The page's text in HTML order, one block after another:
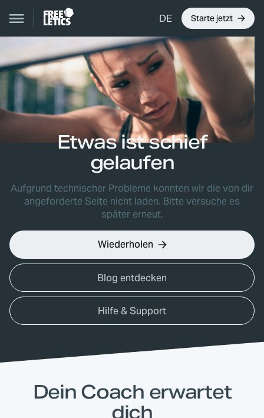
DE Starte jetzt
Etwas ist schief
gelaufen
Aufgrund technischer Probleme konnten wir die von dir
angeforderte Seite nicht laden. Bitte versuche es
später erneut.
Wiederholen
Blog entdecken
Hilfe & Support
Dein Coach erwartet
dich